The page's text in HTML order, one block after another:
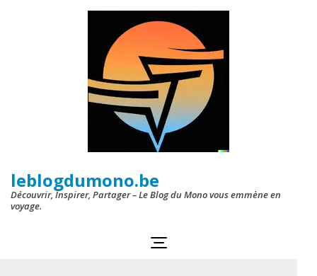
leblogdumono.be
Découvrir, Inspirer, Partager – Le Blog du Mono vous emmène en
voyage.